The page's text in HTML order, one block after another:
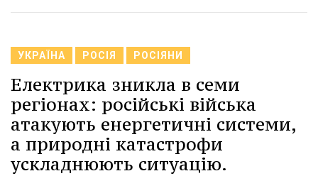
УКРАЇНА РОСІЯ РОСІЯНИ
Електрика зникла в семи
регіонах: російські війська
атакують енергетичні системи,
а природні катастрофи
ускладнюють ситуацію.